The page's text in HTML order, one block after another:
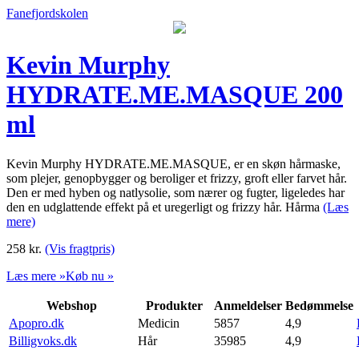
Fanefjordskolen
Kevin Murphy
HYDRATE.ME.MASQUE 200
ml
Kevin Murphy HYDRATE.ME.MASQUE, er en skøn hårmaske,
som plejer, genopbygger og beroliger et frizzy, groft eller farvet hår.
Den er med hyben og natlysolie, som nærer og fugter, ligeledes har
den en udglattende effekt på et uregerligt og frizzy hår. Hårma (Læs
mere)
258 kr. (Vis fragtpris)
Læs mere »Køb nu »
Webshop Produkter Anmeldelser Bedømmelse
Apopro.dk
Medicin 5857 4,9
Billigvoks.dk
Hår 35985 4,9